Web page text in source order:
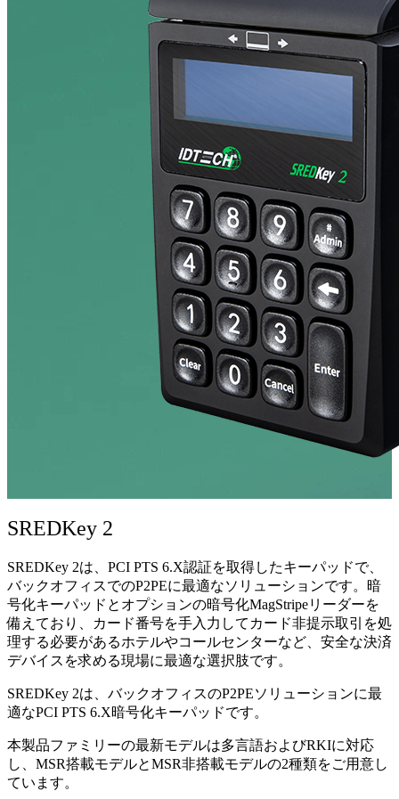
SREDKey 2
SREDKey 2は、PCI PTS 6.X認証を取得したキーパッドで、
バックオフィスでのP2PEに最適なソリューションです。暗
号化キーパッドとオプションの暗号化MagStripeリーダーを
備えており、カード番号を手入力してカード非提示取引を処
理する必要があるホテルやコールセンターなど、安全な決済
デバイスを求める現場に最適な選択肢です。
SREDKey 2は、バックオフィスのP2PEソリューションに最
適なPCI PTS 6.X暗号化キーパッドです。
本製品ファミリーの最新モデルは多言語およびRKIに対応
し、MSR搭載モデルとMSR非搭載モデルの2種類をご用意し
ています。